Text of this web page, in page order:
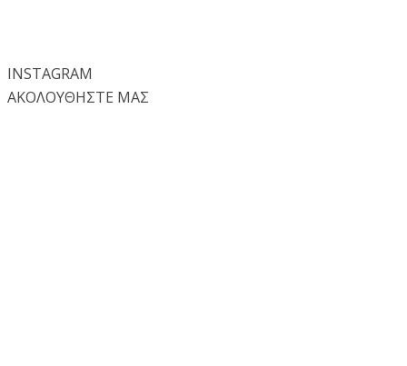
INSTAGRAM
ΑΚΟΛΟΥΘΗΣΤΕ ΜΑΣ